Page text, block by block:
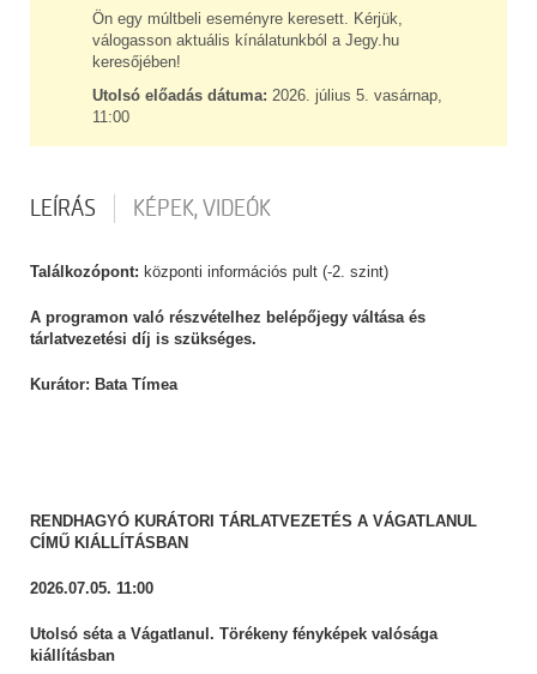
Ön egy múltbeli eseményre keresett. Kérjük,
válogasson aktuális kínálatunkból a Jegy.hu
keresőjében!
Utolsó előadás dátuma: 2026. július 5. vasárnap,
11:00
LEÍRÁS KÉPEK, VIDEÓK
Találkozópont: központi információs pult (-2. szint)
A programon való részvételhez belépőjegy váltása és
tárlatvezetési díj is szükséges.
Kurátor: Bata Tímea
RENDHAGYÓ KURÁTORI TÁRLATVEZETÉS A VÁGATLANUL
CÍMŰ KIÁLLÍTÁSBAN
2026.07.05. 11:00
Utolsó séta a Vágatlanul. Törékeny fényképek valósága
kiállításban